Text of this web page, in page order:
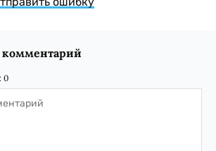
комментарий
0